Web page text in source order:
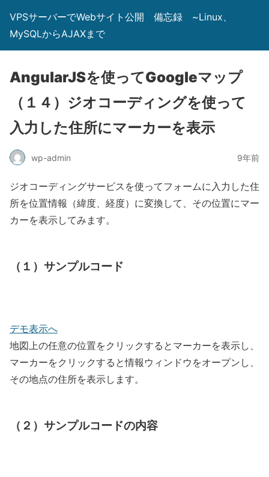
VPSサーバーでWebサイト公開 備忘録 ~Linux、
MySQLからAJAXまで
AngularJSを使ってGoogleマップ
（１４）ジオコーディングを使って
入力した住所にマーカーを表示
wp-admin 9年前
ジオコーディングサービスを使ってフォームに入力した住
所を位置情報（緯度、経度）に変換して、その位置にマー
カーを表示してみます。
（１）サンプルコード
デモ表示へ
地図上の任意の位置をクリックするとマーカーを表示し、
マーカーをクリックすると情報ウィンドウをオープンし、
その地点の住所を表示します。
（２）サンプルコードの内容